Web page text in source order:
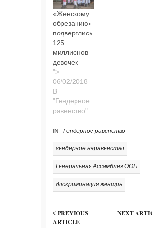
«Женскому
обрезанию»
подверглись
125
миллионов
девочек
">
В
"Гендерное
равенство"
IN : Гендерное равенство
гендерное неравенство
Генеральная Ассамблея ООН
дискриминация женщин
PREVIOUS
ARTICLE
NEXT